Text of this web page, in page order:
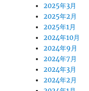
2025年3月
2025年2月
2025年1月
2024年10月
2024年9月
2024年7月
2024年3月
2024年2月